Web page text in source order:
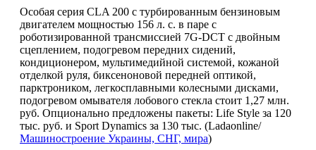
Особая серия CLA 200 с турбированным бензиновым
двигателем мощностью 156 л. с. в паре с
роботизированной трансмиссией 7G-DCT с двойным
сцеплением, подогревом передних сидений,
кондиционером, мультимедийной системой, кожаной
отделкой руля, биксеноновой передней оптикой,
парктроником, легкосплавными колесными дисками,
подогревом омывателя лобового стекла стоит 1,27 млн.
руб. Опционально предложены пакеты: Life Style за 120
тыс. руб. и Sport Dynamics за 130 тыс. (Ladaonline/
Машиностроение Украины, СНГ, мира)